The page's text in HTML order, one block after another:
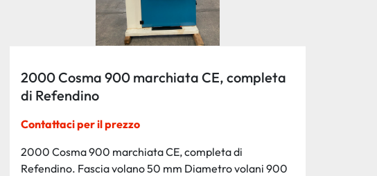
2000 Cosma 900 marchiata CE, completa
di Refendino
Contattaci per il prezzo
2000 Cosma 900 marchiata CE, completa di
Refendino. Fascia volano 50 mm Diametro volani 900